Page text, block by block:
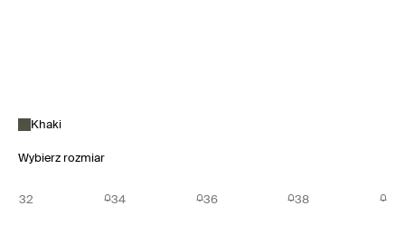
Khaki
Wybierz rozmiar
32 34 36 38